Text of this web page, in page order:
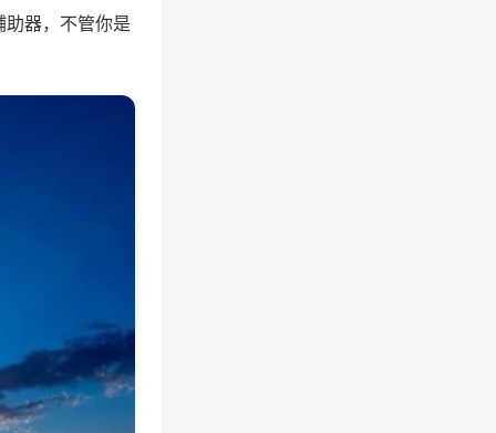
器，不管你是